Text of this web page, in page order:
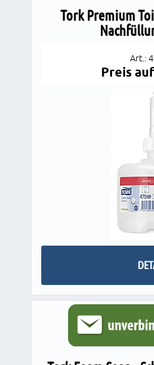
Tork Premium
Art.:
Preis